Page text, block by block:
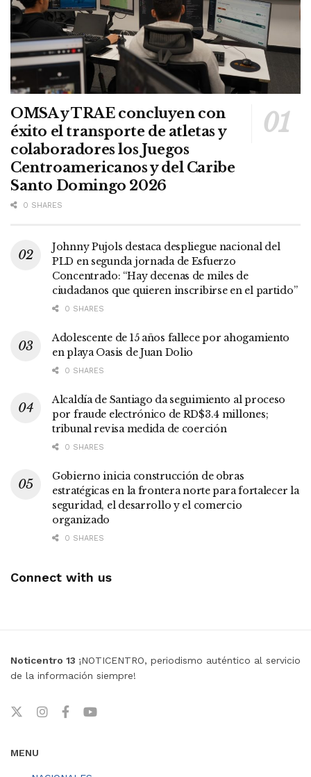
OMSA y TRAE concluyen con
éxito el transporte de atletas y
colaboradores los Juegos
Centroamericanos y del Caribe
Santo Domingo 2026
0 SHARES
Johnny Pujols destaca despliegue nacional del
PLD en segunda jornada de Esfuerzo
Concentrado: “Hay decenas de miles de
ciudadanos que quieren inscribirse en el partido”
0 SHARES
Adolescente de 15 años fallece por ahogamiento
en playa Oasis de Juan Dolio
0 SHARES
Alcaldía de Santiago da seguimiento al proceso
por fraude electrónico de RD$3.4 millones;
tribunal revisa medida de coerción
0 SHARES
Gobierno inicia construcción de obras
estratégicas en la frontera norte para fortalecer la
seguridad, el desarrollo y el comercio
organizado
0 SHARES
Connect with us
Noticentro 13 ¡NOTICENTRO, periodismo auténtico al servicio
de la información siempre!
MENU